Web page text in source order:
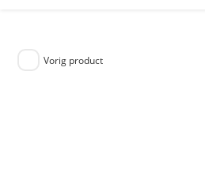
Vorig product